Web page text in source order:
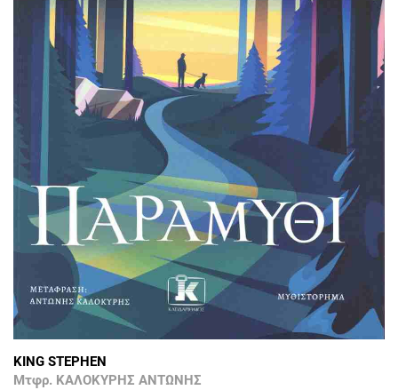
KING STEPHEN
Μτφρ. ΚΑΛΟΚΥΡΗΣ ΑΝΤΩΝΗΣ